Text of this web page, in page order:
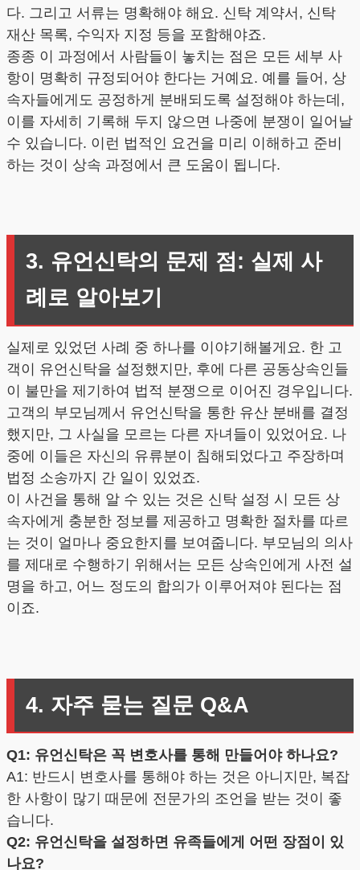
다. 그리고 서류는 명확해야 해요. 신탁 계약서, 신탁
재산 목록, 수익자 지정 등을 포함해야죠.
종종 이 과정에서 사람들이 놓치는 점은 모든 세부 사
항이 명확히 규정되어야 한다는 거예요. 예를 들어, 상
속자들에게도 공정하게 분배되도록 설정해야 하는데,
이를 자세히 기록해 두지 않으면 나중에 분쟁이 일어날
수 있습니다. 이런 법적인 요건을 미리 이해하고 준비
하는 것이 상속 과정에서 큰 도움이 됩니다.
3. 유언신탁의 문제 점: 실제 사
례로 알아보기
실제로 있었던 사례 중 하나를 이야기해볼게요. 한 고
객이 유언신탁을 설정했지만, 후에 다른 공동상속인들
이 불만을 제기하여 법적 분쟁으로 이어진 경우입니다.
고객의 부모님께서 유언신탁을 통한 유산 분배를 결정
했지만, 그 사실을 모르는 다른 자녀들이 있었어요. 나
중에 이들은 자신의 유류분이 침해되었다고 주장하며
법정 소송까지 간 일이 있었죠.
이 사건을 통해 알 수 있는 것은 신탁 설정 시 모든 상
속자에게 충분한 정보를 제공하고 명확한 절차를 따르
는 것이 얼마나 중요한지를 보여줍니다. 부모님의 의사
를 제대로 수행하기 위해서는 모든 상속인에게 사전 설
명을 하고, 어느 정도의 합의가 이루어져야 된다는 점
이죠.
4. 자주 묻는 질문 Q&A
Q1: 유언신탁은 꼭 변호사를 통해 만들어야 하나요?
A1: 반드시 변호사를 통해야 하는 것은 아니지만, 복잡
한 사항이 많기 때문에 전문가의 조언을 받는 것이 좋
습니다.
Q2: 유언신탁을 설정하면 유족들에게 어떤 장점이 있
나요?